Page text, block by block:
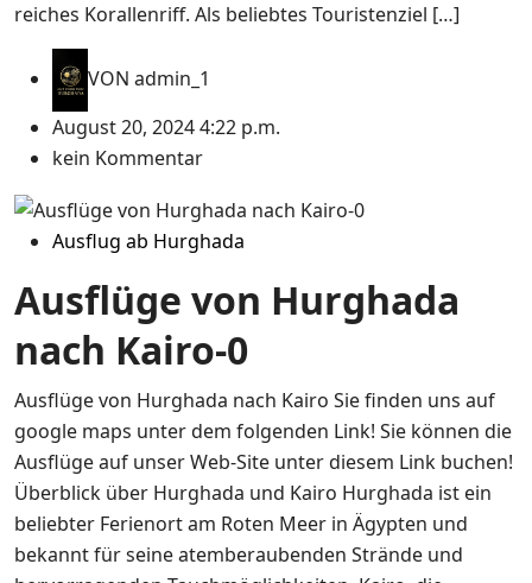
reiches Korallenriff. Als beliebtes Touristenziel […]
VON admin_1
August 20, 2024 4:22 p.m.
kein Kommentar
Ausflug ab Hurghada
Ausflüge von Hurghada
nach Kairo-0
Ausflüge von Hurghada nach Kairo Sie finden uns auf
google maps unter dem folgenden Link! Sie können die
Ausflüge auf unser Web-Site unter diesem Link buchen!
Überblick über Hurghada und Kairo Hurghada ist ein
beliebter Ferienort am Roten Meer in Ägypten und
bekannt für seine atemberaubenden Strände und